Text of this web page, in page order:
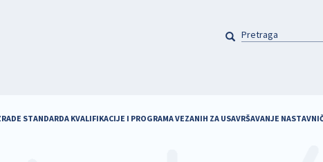
PRETRAGA
STANDARDA KVALIFIKACIJE I PROGRAMA VEZANIH ZA USAVRŠAVANJE